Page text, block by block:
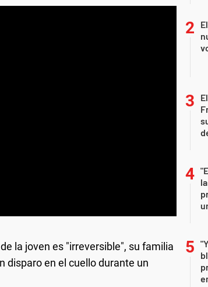
la joven es "irreversible", su familia
disparo en el cuello durante un